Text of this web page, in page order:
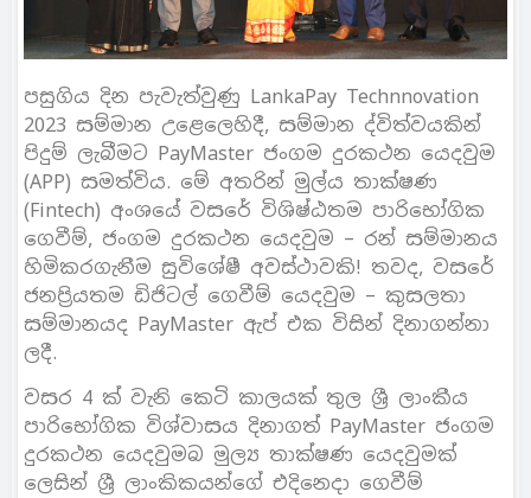
පසුගිය දින පැවැත්වුණු LankaPay Technnovation
2023 සම්මාන උළෙලෙහිදී, සම්මාන ද්විත්වයකින්
පිදුම් ලැබීමට PayMaster ජංගම දුරකථන යෙදවුම
(APP) සමත්විය. මේ අතරින් මුල්ය තාක්ෂණ
(Fintech) අංශයේ වසරේ විශිෂ්ඨතම පාරිභෝගික
ගෙවීම්, ජංගම දුරකථන යෙදවුම – රන් සම්මානය
හිමිකරගැනීම සුවිශේෂී අවස්ථාවකි! තවද, වසරේ
ජනප්‍රියතම ඩිජිටල් ගෙවීම් යෙදවුම – කුසලතා
සම්මානයද PayMaster ඇප් එක විසින් දිනාගන්නා
ලදී.
වසර 4 ක් වැනි කෙටි කාලයක් තුල ශ්‍රී ලාංකීය
පාරිභෝගික විශ්වාසය දිනාගත් PayMaster ජංගම
දුරකථන යෙදවුමබ මුල්‍ය තාක්ෂණ යෙදවුමක්
ලෙසින් ශ්‍රී ලාංකිකයන්ගේ එදිනෙදා ගෙවීම්